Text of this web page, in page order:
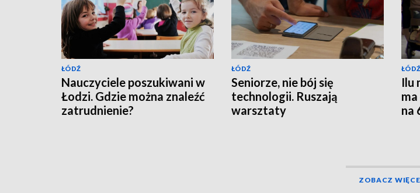
ŁÓDŹ
Nauczyciele poszukiwani w
Łodzi. Gdzie można znaleźć
zatrudnienie?
ŁÓDŹ
Seniorze, nie bój się
technologii. Ruszają
warsztaty
ŁÓDŹ
Ilu
na
ZOBACZ